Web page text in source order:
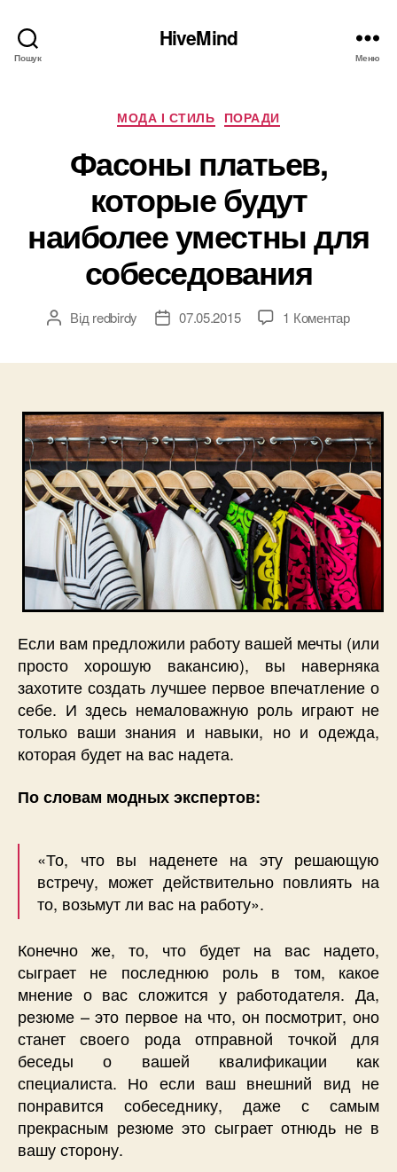
Пошук
HiveMind
Меню
Категорії
МОДА І СТИЛЬ ПОРАДИ
Фасоны платьев,
которые будут
наиболее уместны для
собеседования
Автор
Від redbirdy
Дата07.05.2015 1 Коментардо
для
Если вам предложили работу вашей мечты (или
просто хорошую вакансию), вы наверняка
захотите создать лучшее первое впечатление о
себе. И здесь немаловажную роль играют не
только ваши знания и навыки, но и одежда,
которая будет на вас надета.
По словам модных экспертов:
«То, что вы наденете на эту решающую
встречу, может действительно повлиять на
то, возьмут ли вас на работу».
Конечно же, то, что будет на вас надето,
сыграет не последнюю роль в том, какое
мнение о вас сложится у работодателя. Да,
резюме – это первое на что, он посмотрит, оно
станет своего рода отправной точкой для
беседы о вашей квалификации как
специалиста. Но если ваш внешний вид не
понравится собеседнику, даже с самым
прекрасным резюме это сыграет отнюдь не в
вашу сторону.